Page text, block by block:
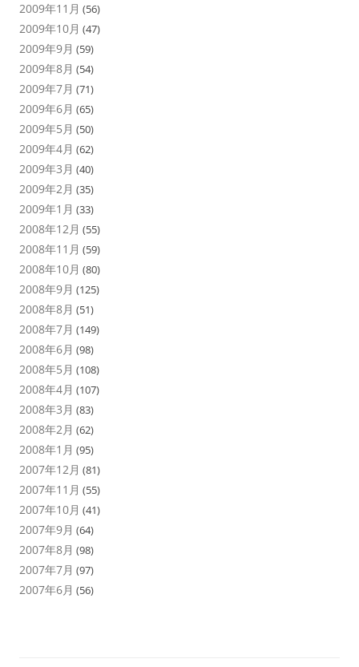
2009年11月 (56)
2009年10月 (47)
2009年9月 (59)
2009年8月 (54)
2009年7月 (71)
2009年6月 (65)
2009年5月 (50)
2009年4月 (62)
2009年3月 (40)
2009年2月 (35)
2009年1月 (33)
2008年12月 (55)
2008年11月 (59)
2008年10月 (80)
2008年9月 (125)
2008年8月 (51)
2008年7月 (149)
2008年6月 (98)
2008年5月 (108)
2008年4月 (107)
2008年3月 (83)
2008年2月 (62)
2008年1月 (95)
2007年12月 (81)
2007年11月 (55)
2007年10月 (41)
2007年9月 (64)
2007年8月 (98)
2007年7月 (97)
2007年6月 (56)